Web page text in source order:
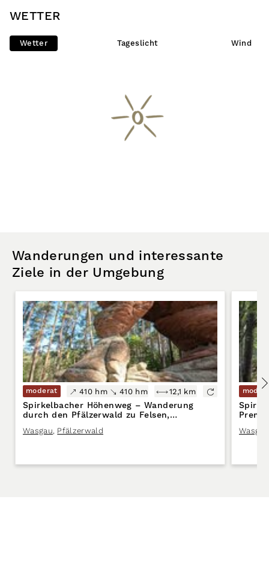
WETTER
Wetter Tageslicht Wind
Wanderungen und interessante
Ziele in der Umgebung
moderat 410 hm 410 hm 12,1 km
Spirkelbacher Höhenweg – Wanderung
durch den Pfälzerwald zu Felsen,
Aussichtspunkten & Naturerlebnissen
Wasgau, Pfälzerwald Wasgau